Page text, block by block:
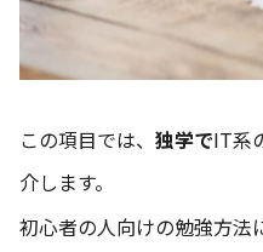
この項目では、 独学でIT系
介します。
初心者の人向けの勉強方法